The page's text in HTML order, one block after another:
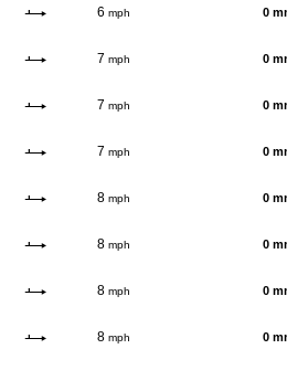
6 mph 0
7 mph 0
7 mph 0
7 mph 0
8 mph 0
8 mph 0
8 mph 0
8 mph 0